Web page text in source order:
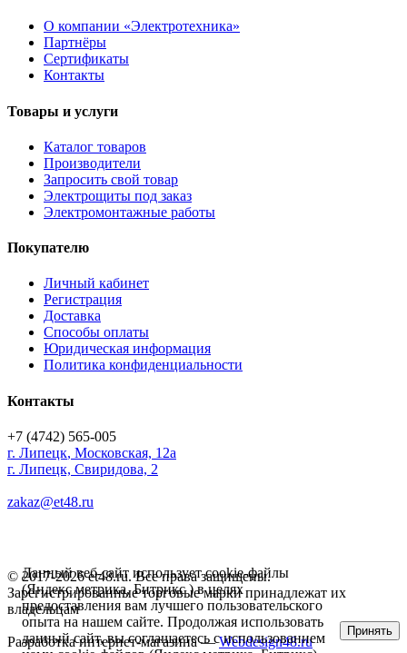
О компании «Электротехника»
Партнёры
Сертификаты
Контакты
Товары и услуги
Каталог товаров
Производители
Запросить свой товар
Электрощиты под заказ
Электромонтажные работы
Покупателю
Личный кабинет
Регистрация
Доставка
Способы оплаты
Юридическая информация
Политика конфиденциальности
Контакты
+7 (4742) 565-005
г. Липецк, Московская, 12а
г. Липецк, Свиридова, 2
zakaz@et48.ru
© 2017-2026 et48.ru. Все права защищены.
Зарегистрированные торговые марки принадлежат их
владельцам
Разработка интернет-магазина —Webdesign48.ru
Данный веб-сайт использует cookie-файлы
(Яндекс метрика, Битрикс ) в целях
предоставления вам лучшего пользовательского
опыта на нашем сайте. Продолжая использовать
данный сайт, вы соглашаетесь с использованием
Принять